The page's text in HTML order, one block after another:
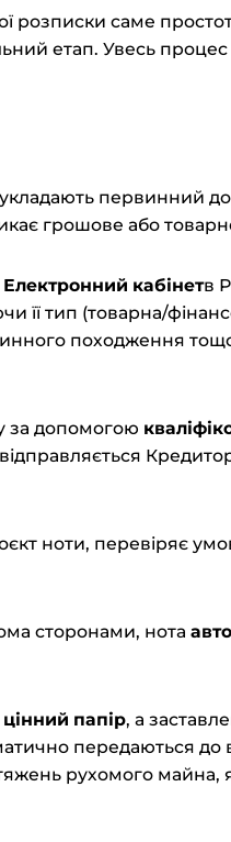
розписки саме
етап. Увесь процес
первинний
грошове або
Електронний кабінетв
її тип (товарна/
походження
за допомогою
ноти, перевіряє
сторонами, нота
цінний папір, а
передаються до
рухомого майна,